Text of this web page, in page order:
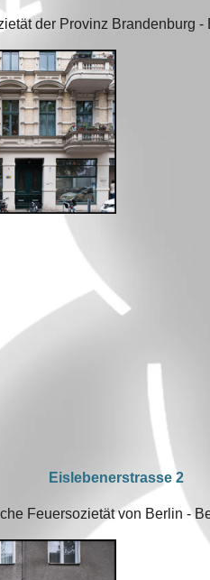
der Provinz Brandenburg -
Eislebenerstrasse 2
Feuersozietät von Berlin -